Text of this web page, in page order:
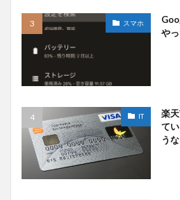
スマホ
や
IT
楽
て
う